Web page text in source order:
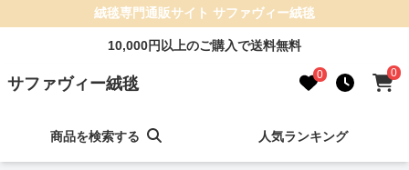
絨毯専門通販サイト サファヴィー絨毯
10,000円以上のご購入で送料無料
サファヴィー絨毯 0 0
商品を検索する 人気ランキング